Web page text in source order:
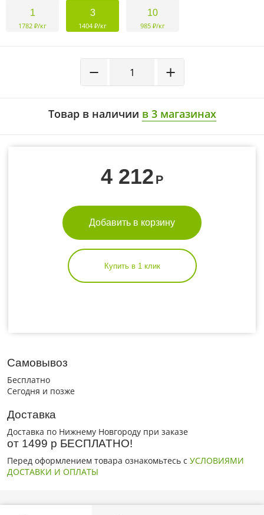
1
1782 ₽/кг
3
1404 ₽/кг
10
985 ₽/кг
+
−
Товар в наличии в 3 магазинах
4 212 Р
Добавить в корзину
Купить в 1 клик
Самовывоз
Бесплатно
Сегодня и позже
Доставка
Доставка по Нижнему Новгороду при заказе
от 1499 р БЕСПЛАТНО!
Перед оформлением товара ознакомьтесь с УСЛОВИЯМИ
ДОСТАВКИ И ОПЛАТЫ